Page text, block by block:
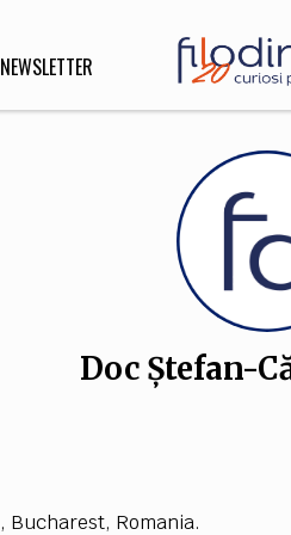
NEWSLETTER
Doc Ștefan-
Bucharest, Romania.